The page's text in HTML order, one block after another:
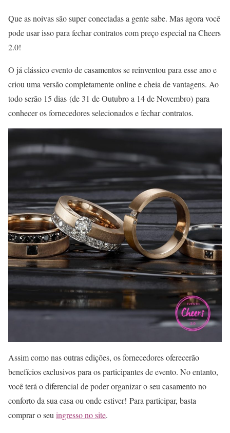
Que as noivas são super conectadas a gente sabe. Mas agora você
pode usar isso para fechar contratos com preço especial na Cheers
2.0!
O já clássico evento de casamentos se reinventou para esse ano e
criou uma versão completamente online e cheia de vantagens. Ao
todo serão 15 dias (de 31 de Outubro a 14 de Novembro) para
conhecer os fornecedores selecionados e fechar contratos.
Assim como nas outras edições, os fornecedores oferecerão
benefícios exclusivos para os participantes de evento. No entanto,
você terá o diferencial de poder organizar o seu casamento no
conforto da sua casa ou onde estiver! Para participar, basta
comprar o seu ingresso no site.